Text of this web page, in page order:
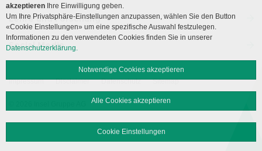
Lehre und Forschung
Social Media
Impressum Disclaimer Datenschutz Sitemap
akzeptieren Ihre Einwilligung geben.
Um Ihre Privatsphäre-Einstellungen anzupassen, wählen Sie den Button
«Cookie Einstellungen» um eine spezifische Auswahl festzulegen.
Informationen zu den verwendeten Cookies finden Sie in unserer
Datenschutzerklärung.
Notwendige Cookies akzeptieren
Alle Cookies akzeptieren
Cookie Einstellungen